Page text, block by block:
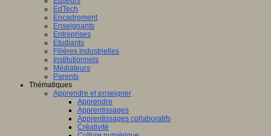
EdTech
Encadrement
Enseignants
Entreprises
Etudiants
Filières industrielles
Institutionnels
Médiateurs
Parents
Thématiques
Apprendre et enseigner
Apprendre
Apprentissages
Apprentissages collaboratifs
Créativité